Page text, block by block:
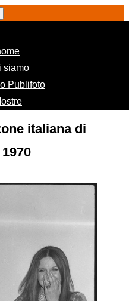
(current)
siamo
Publifoto
italiana di